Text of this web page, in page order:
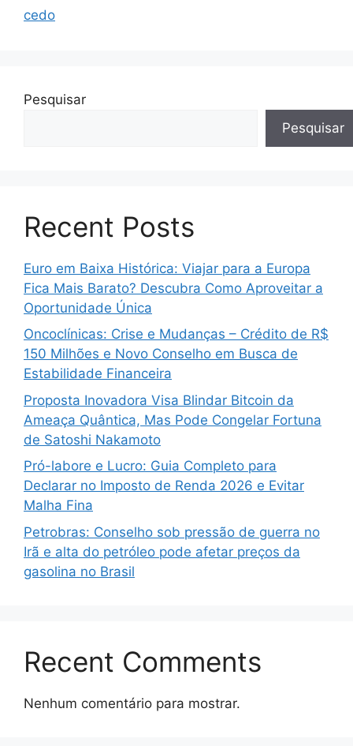
cedo
Pesquisar
Pesquisar
Recent Posts
Euro em Baixa Histórica: Viajar para a Europa
Fica Mais Barato? Descubra Como Aproveitar a
Oportunidade Única
Oncoclínicas: Crise e Mudanças – Crédito de R$
150 Milhões e Novo Conselho em Busca de
Estabilidade Financeira
Proposta Inovadora Visa Blindar Bitcoin da
Ameaça Quântica, Mas Pode Congelar Fortuna
de Satoshi Nakamoto
Pró-labore e Lucro: Guia Completo para
Declarar no Imposto de Renda 2026 e Evitar
Malha Fina
Petrobras: Conselho sob pressão de guerra no
Irã e alta do petróleo pode afetar preços da
gasolina no Brasil
Recent Comments
Nenhum comentário para mostrar.